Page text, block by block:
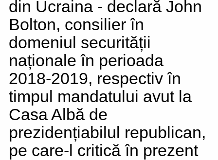
din Ucraina - declară John
Bolton, consilier în
domeniul securității
naționale în perioada
2018-2019, respectiv în
timpul mandatului avut la
Casa Albă de
prezidențiabilul republican,
pe care-l critică în prezent